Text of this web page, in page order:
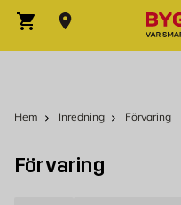
Varukorg
Hem Inredning Förvaring
Förvaring